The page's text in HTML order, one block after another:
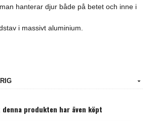
hanterar djur både på betet och inne i
i massivt aluminium.
produkten har även köpt